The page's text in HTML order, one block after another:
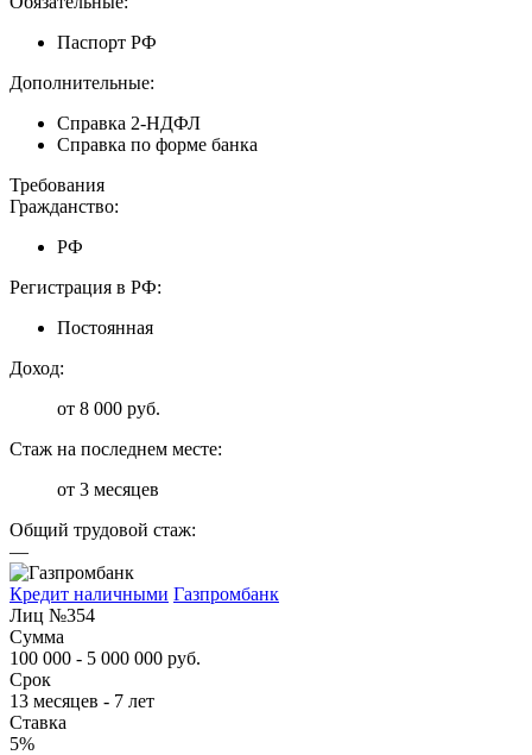
Паспорт РФ
Дополнительные:
Справка 2-НДФЛ
Справка по форме банка
Требования
Гражданство:
РФ
Регистрация в РФ:
Постоянная
Доход:
от 8 000 руб.
Стаж на последнем месте:
от 3 месяцев
Общий трудовой стаж:
—
Кредит наличными Газпромбанк
Лиц №354
Сумма
100 000 - 5 000 000 руб.
Срок
13 месяцев - 7 лет
Ставка
5%